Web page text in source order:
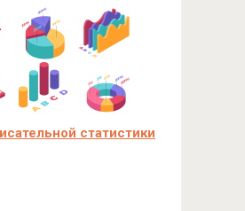
статистики